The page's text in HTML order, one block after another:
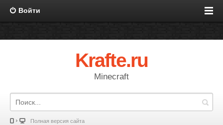
Войти
Krafte.ru
Minecraft
Полная версия сайта